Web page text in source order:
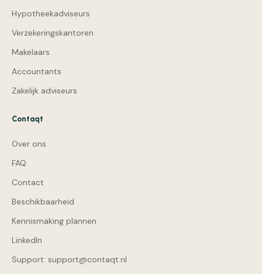
Hypotheekadviseurs
Verzekeringskantoren
Makelaars
Accountants
Zakelijk adviseurs
Contaqt
Over ons
FAQ
Contact
Beschikbaarheid
Kennismaking plannen
LinkedIn
Support: support@contaqt.nl